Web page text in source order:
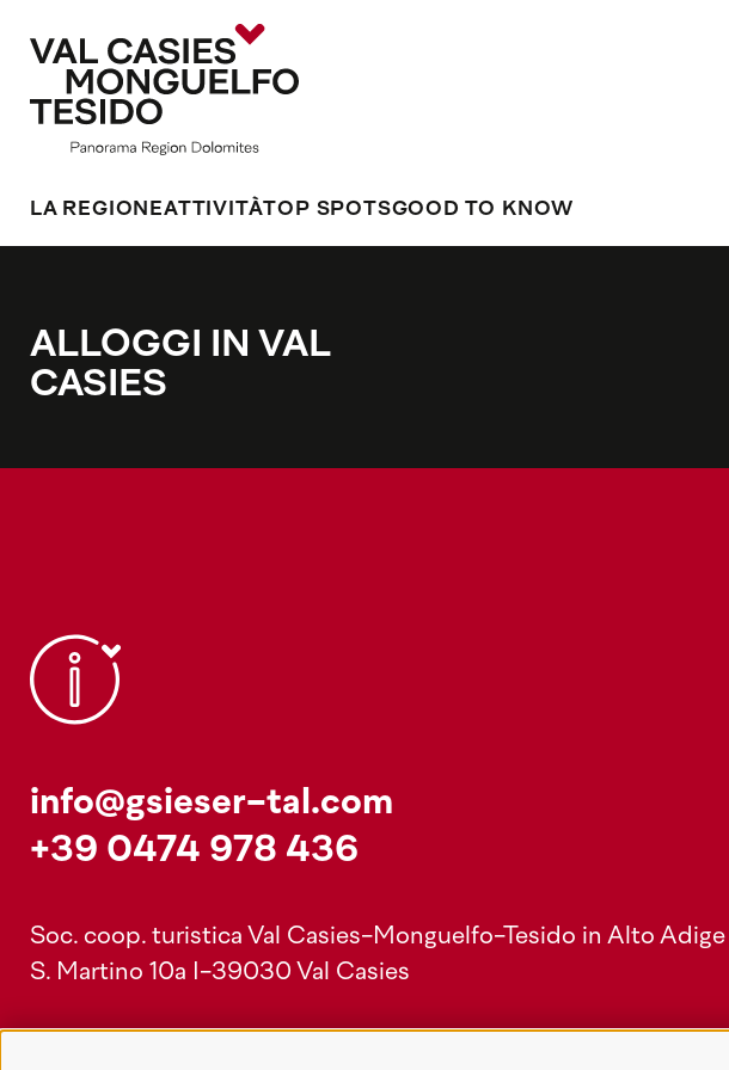
LA REGIONEATTIVITÀ TOP SPOTSGOOD TO KNOW
ALLOGGI IN VAL
CASIES
info@gsieser-tal.com
+39 0474 978 436
Soc. coop. turistica Val Casies-Monguelfo-Tesido in Alto Adige
S. Martino 10a I-39030 Val Casies